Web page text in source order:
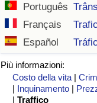
Português
Français
Español
Più informazioni:
Costo della vita |
| Inquinamento |
|Traffico